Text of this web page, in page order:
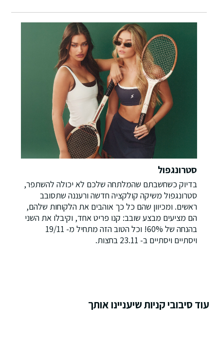
סטרונגפול
בדיוק כשחשבתם שהמלתחה שלכם לא יכולה להשתפר,
סטרונגפול משיקה קולקציה חדשה ורעננה שתסובב
ראשים. ומכיוון שהם כל כך אוהבים את הלקוחות שלהם,
הם מציעים מבצע שובב: קנו פריט אחד, וקיבלו את השני
בהנחה של 60%! וכל הטוב הזה מתחיל מ- 19/11
ויסתיים ויסתיים ב- 23.11 בחצות.
עוד סיבובי קניות שיעניינו אותך